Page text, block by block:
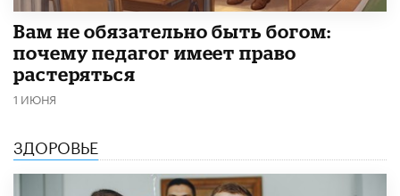
​Вам не обязательно быть богом:
почему педагог имеет право
растеряться
1 ИЮНЯ
ЗДОРОВЬЕ